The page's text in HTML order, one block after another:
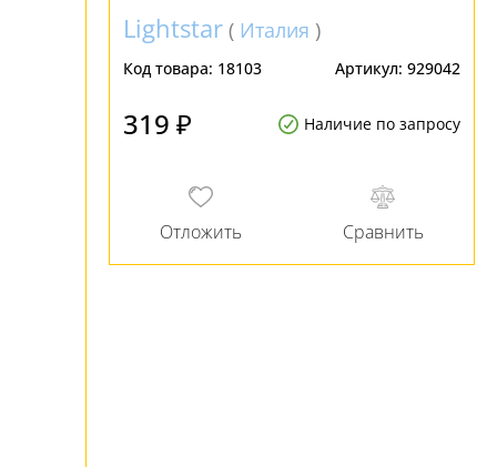
Lightstar ( Италия )
Код товара: 18103 Артикул: 929042
319 ₽ Наличие по запросу